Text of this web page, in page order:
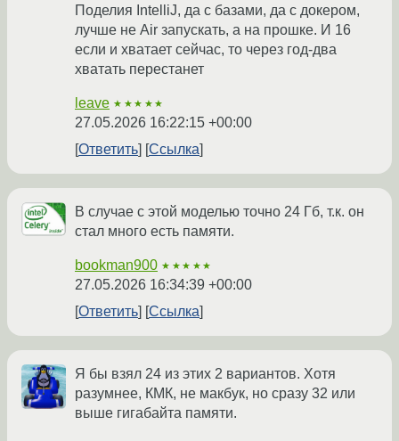
Поделия IntelliJ, да с базами, да с докером,
лучше не Air запускать, а на прошке. И 16
если и хватает сейчас, то через год-два
хватать перестанет
leave ★★★★★
27.05.2026 16:22:15 +00:00
Ответить
Ссылка
В случае с этой моделью точно 24 Гб, т.к. он
стал много есть памяти.
bookman900 ★★★★★
27.05.2026 16:34:39 +00:00
Ответить
Ссылка
Я бы взял 24 из этих 2 вариантов. Хотя
разумнее, КМК, не макбук, но сразу 32 или
выше гигабайта памяти.